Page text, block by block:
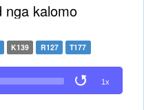
nga kalomo
K139 R127 T177
1x